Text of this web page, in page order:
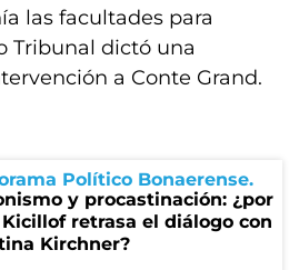
las facultades para
Tribunal dictó una
a Conte Grand.
Político Bonaerense
y procastinación: ¿por
retrasa el diálogo con
Kirchner?